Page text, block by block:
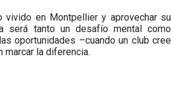
vivido en Montpellier y aprovechar su
será tanto un desafío mental como
oportunidades –cuando un club cree
marcar la diferencia.